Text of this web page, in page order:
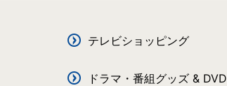
テレビショッピング
ドラマ・番組グッズ & DVD